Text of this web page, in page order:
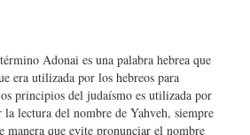
Adonai es una palabra hebrea que
era utilizada por los hebreos para
principios del judaísmo es utilizada por
lectura del nombre de Yahveh, siempre
manera que evite pronunciar el nombre